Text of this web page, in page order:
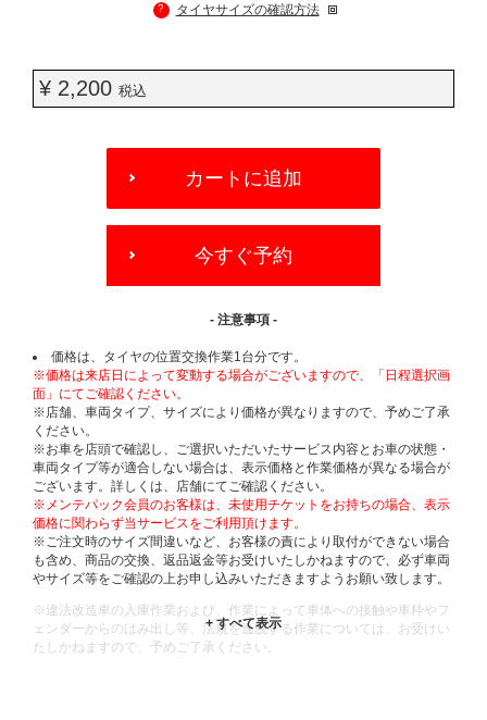
? タイヤサイズの確認方法
¥ 2,200 税込
OPTIONS
カートに追加
今すぐ予約
- 注意事項 -
価格は、タイヤの位置交換作業1台分です。
※価格は来店日によって変動する場合がございますので、「日程選択画
面」にてご確認ください。
※店舗、車両タイプ、サイズにより価格が異なりますので、予めご了承
ください。
※お車を店頭で確認し、ご選択いただいたサービス内容とお車の状態・
車両タイプ等が適合しない場合は、表示価格と作業価格が異なる場合が
ございます。詳しくは、店舗にてご確認ください。
※メンテパック会員のお客様は、未使用チケットをお持ちの場合、表示
価格に関わらず当サービスをご利用頂けます。
※ご注文時のサイズ間違いなど、お客様の責により取付ができない場合
も含め、商品の交換、返品返金等お受けいたしかねますので、必ず車両
やサイズ等をご確認の上お申し込みいただきますようお願い致します。
※違法改造車の入庫作業および、作業によって車体への接触や車枠やフ
ェンダーからのはみ出し等、法規を逸脱する作業については、お受けい
たしかねますので、予めご了承ください。